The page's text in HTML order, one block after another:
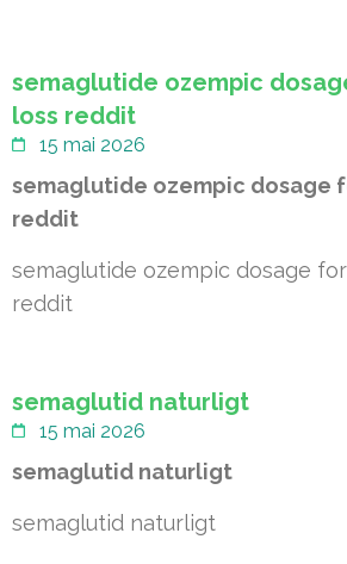
semaglutide ozempic
loss reddit
15 mai 2026
semaglutide ozempic dosage
reddit
semaglutide ozempic dosage
reddit
semaglutid naturligt
15 mai 2026
semaglutid naturligt
semaglutid naturligt